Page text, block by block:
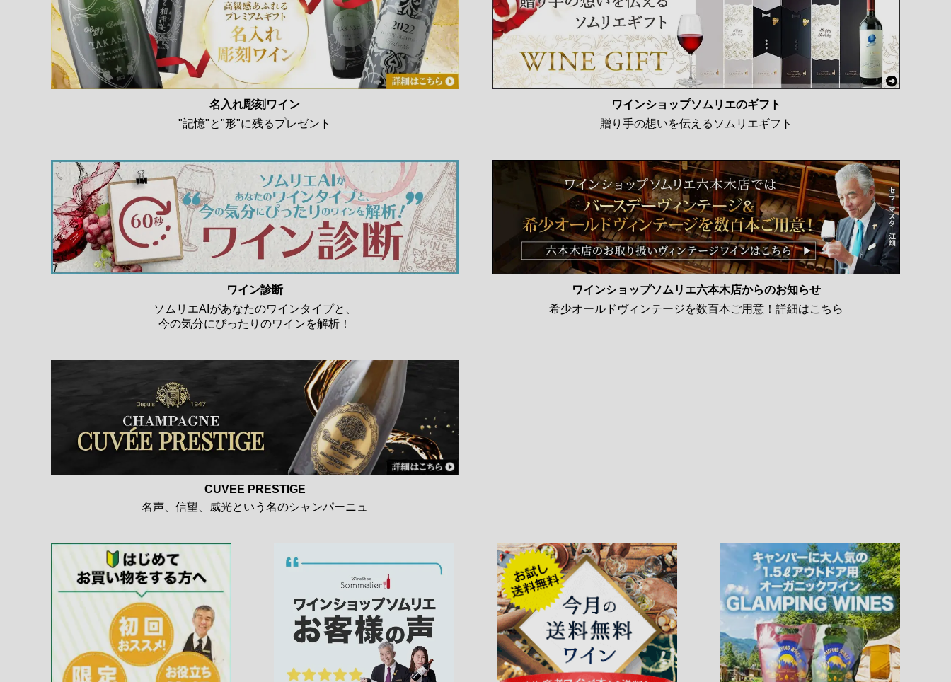
名入れ彫刻ワイン
"記憶"と"形"に残るプレゼント
ワインショップソムリエのギフト
贈り手の想いを伝えるソムリエギフト
ワイン診断
ソムリエAIがあなたのワインタイプと、
今の気分にぴったりのワインを解析！
ワインショップソムリエ六本木店からのお知らせ
希少オールドヴィンテージを数百本ご用意！詳細はこちら
CUVEE PRESTIGE
名声、信望、威光という名のシャンパーニュ